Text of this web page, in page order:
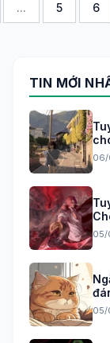
... 5 6
TIN MỚI
05/
05/